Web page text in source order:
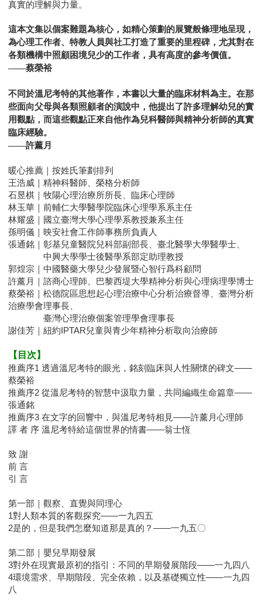
真實的理解與力量。
這本文集以個案難題為核心，如精心策劃的展覽般條理地呈現，
為心理工作者、特教人員與社工打造了重要的里程碑，尤其對在
各類機構中照顧困境兒少的工作者，具有高度的參考價值。
——蔡榮裕
不同於溫尼考特的其他著作，本書以大量的臨床材料為主。在那
些面向父母與各類照顧者的演說中，他提出了許多理解幼兒的實
用觀點，而這些觀點正來自他作為兒科醫師與精神分析師的真實
臨床經驗。
——許薰月
暖心推薦｜按姓氏筆劃排列
王浩威｜精神科醫師、榮格分析師
石昱棋｜牧陽心理治療所所長、臨床心理師
林玉華｜前輔仁大學醫學院臨床心理學系系主任
林耀盛｜國立臺灣大學心理學系教授兼系主任
孫明儀｜映安社會工作師事務所負責人
張通銘｜彰基兒童醫院兒科部副部長、臺北醫學大學醫學士、
中興大學學士後醫學系部定助理教授
郭煌宗｜中國醫藥大學兒少發展暨心智行爲科顧問
許薰月｜諮商心理師、巴黎西堤大學精神分析與心理病理學博士
蔡榮裕｜松德院區思想起心理治療中心分析治療督導、臺灣分析
治療學會理事長、
臺灣心理治療個案管理學會理事長
謝佳芳｜紐約IPTAR兒童與青少年精神分析取向治療師
【目次】
推薦序1 透過溫尼考特的眼光，銘刻臨床與人性關懷的碑文——
蔡榮裕
推薦序2 從溫尼考特的智慧中汲取力量，共同編織生命篇章——
張通銘
推薦序3 在文字的回響中，與溫尼考特相見——許薰月心理師
譯 者 序 溫尼考特給這個世界的情書——翁士恆
致 謝
前 言
引 言
第一部｜觀察、直覺與同理心
1對人類本質的客觀探究——一九四五
2是的，但是我們怎麼知道那是真的？——一九五〇
第二部｜嬰兒早期發展
3對外在現實最原初的指引：不同的早期發展階段——一九四八
4環境需求、早期階段、完全依賴，以及基礎獨立性——一九四
八